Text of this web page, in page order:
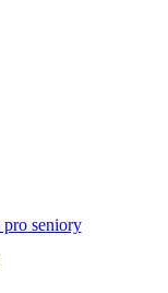
pro seniory